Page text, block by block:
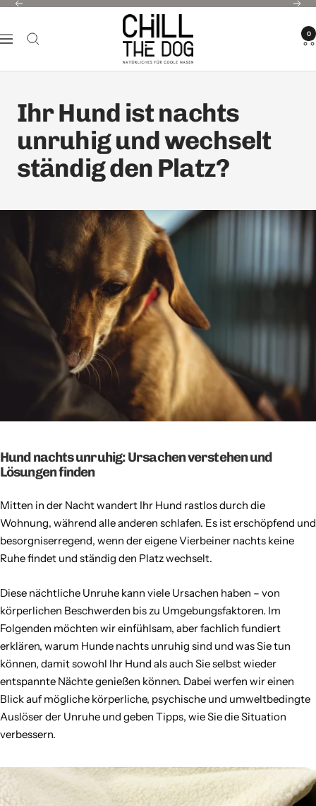
Direkt
Inhalt
Zurück
Navigation
CHILL
THE
DOG®
0
Ihr Hund ist nachts
unruhig und wechselt
ständig den Platz?
Hund nachts unruhig: Ursachen verstehen und
Lösungen finden
Mitten in der Nacht wandert Ihr Hund rastlos durch die
Wohnung, während alle anderen schlafen. Es ist erschöpfend und
besorgniserregend, wenn der eigene Vierbeiner nachts keine
Ruhe findet und ständig den Platz wechselt.
Diese nächtliche Unruhe kann viele Ursachen haben – von
körperlichen Beschwerden bis zu Umgebungsfaktoren. Im
Folgenden möchten wir einfühlsam, aber fachlich fundiert
erklären, warum Hunde nachts unruhig sind und was Sie tun
können, damit sowohl Ihr Hund als auch Sie selbst wieder
entspannte Nächte genießen können. Dabei werfen wir einen
Blick auf mögliche körperliche, psychische und umweltbedingte
Auslöser der Unruhe und geben Tipps, wie Sie die Situation
verbessern.